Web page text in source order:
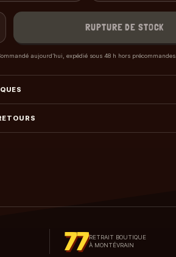
RUPTURE DE STOCK
aujourd’hui, expédié sous 48 h hors précommandes.
77RETRAIT BOUTIQUE
À MONTÉVRAIN